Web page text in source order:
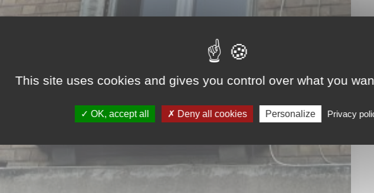
This site uses cookies and gives you control over what you
OK, accept all Deny all cookies Personalize Privacy